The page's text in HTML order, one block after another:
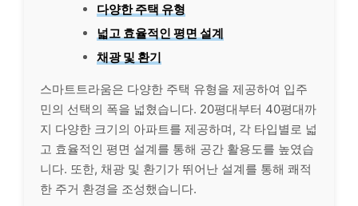
다양한 주택 유형
넓고 효율적인 평면 설계
채광 및 환기
스마트트라움은 다양한 주택 유형을 제공하여 입주
민의 선택의 폭을 넓혔습니다. 20평대부터 40평대까
지 다양한 크기의 아파트를 제공하며, 각 타입별로 넓
고 효율적인 평면 설계를 통해 공간 활용도를 높였습
니다. 또한, 채광 및 환기가 뛰어난 설계를 통해 쾌적
한 주거 환경을 조성했습니다.